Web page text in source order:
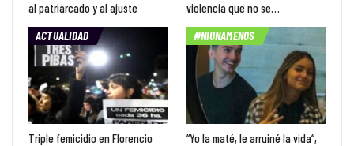
al patriarcado y al ajuste
violencia que no se…
ACTUALIDAD
Triple femicidio en Florencio
#NIUNAMENOS
“Yo la maté, le arruiné la vida“,